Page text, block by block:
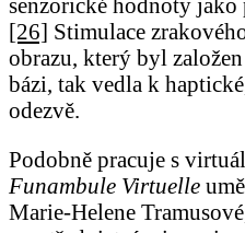
senzorické hodnoty
[26] Stimulace
obrazu, který byl
bázi, tak vedla k
odezvě.
Podobně pracuje s
Funambule Virtuelle
Marie-Helene